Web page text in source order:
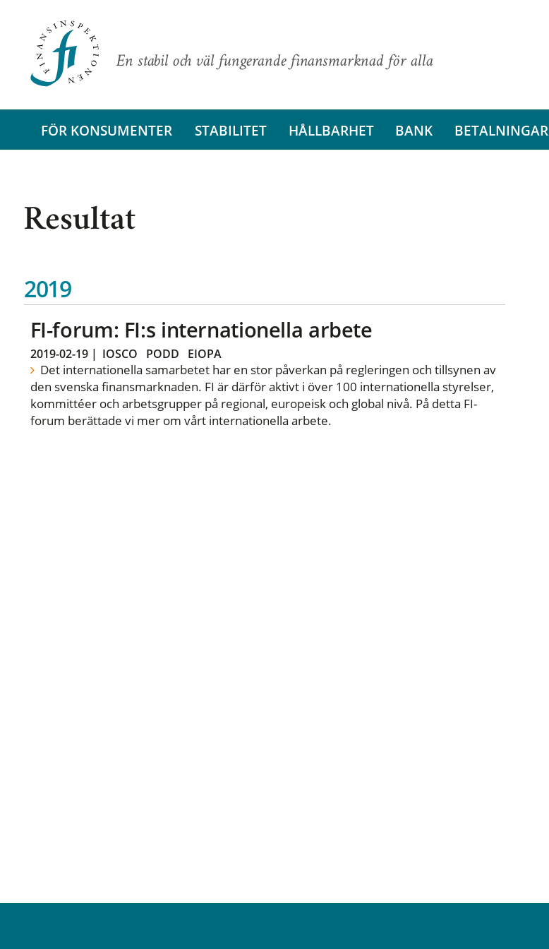
En stabil och väl fungerande finansmarknad för alla
FÖR KONSUMENTER STABILITET HÅLLBARHET BANK BETALNINGAR
Resultat
2019
FI-forum: FI:s internationella arbete
2019-02-19| IOSCO PODD EIOPA
Det internationella samarbetet har en stor påverkan på regleringen och tillsynen av
den svenska finansmarknaden. FI är därför aktivt i över 100 internationella styrelser,
kommittéer och arbetsgrupper på regional, europeisk och global nivå. På detta FI-
forum berättade vi mer om vårt internationella arbete.